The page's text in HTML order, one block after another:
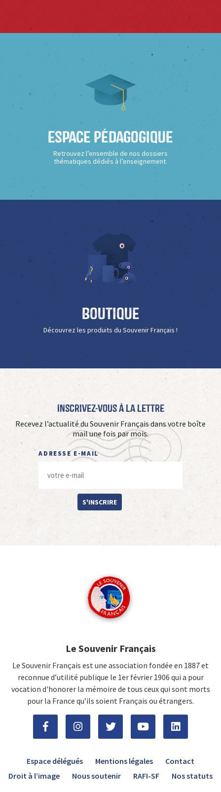
Espace Pédagogique
Retrouvez l’ensemble de nos dossiers
thématiques dédiés à l’enseignement.
Boutique
Découvrez les produits du Souvenir Français !
Inscrivez-vous à La Lettre
Recevez l’actualité du Souvenir Français dans votre boîte
mail une fois par mois.
ADRESSE E-MAIL
S'INSCRIRE
Le Souvenir Français
Le Souvenir Français est une association fondée en 1887 et
reconnue d’utilité publique le 1er février 1906 qui a pour
vocation d'honorer la mémoire de tous ceux qui sont morts
pour la France qu’ils soient Français ou étrangers.
Espace délégués Mentions légales
Contact
Droit à l’image
Nous soutenir RAFI-SF Nos statuts